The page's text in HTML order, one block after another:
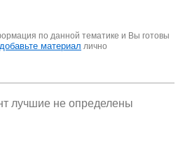
по данной тематике и Вы готовы
добавьте материал лично
лучшие не определены